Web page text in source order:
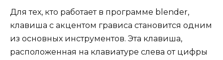
Для тех, кто работает в программе blender,
клавиша с акцентом грависа становится одним
из основных инструментов. Эта клавиша,
расположенная на клавиатуре слева от цифры